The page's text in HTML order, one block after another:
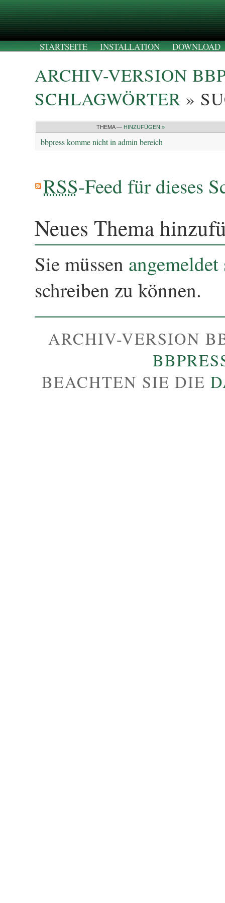
STARTSEITE INSTALLATION DOWNLOAD
ARCHIV-VERSION
SCHLAGWÖRTER»
THEMA — HINZUFÜGEN »
bbpress komme nicht in admin bereich
RSS-Feed für dieses
Neues Thema
Sie müssen angemeldet
schreiben zu können.
ARCHIV-VERSION
BEACHTEN SIE DIE